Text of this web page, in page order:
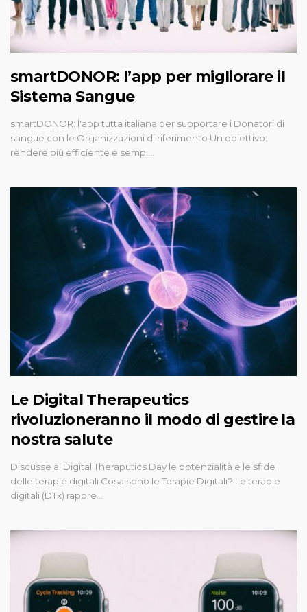
smartDONOR: l’app per migliorare il
Sistema Sangue
smartDONOR: l'app tutta italiana per supportare i Donatori di
sangue con le Organizzazioni di riferimento Un obiettivo:
rendere più efficiente e sempl…
Le Digital Therapeutics
rivoluzioneranno il modo di gestire la
nostra salute
Discusse al Digital Theraputics Day le potenzialità e le sfide
delle terapie digitali Cosa sono le Terapie Digitali? Le terapie
digitali (DTx) rappre…